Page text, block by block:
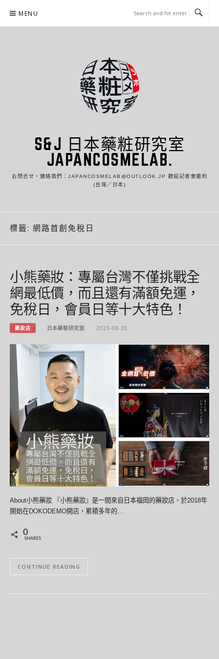
content
MENU
S&J 日本藥粧研究室
JAPANCOSMELAB.
お問合せ・連絡我們：JAPANCOSMELAB@OUTLOOK.JP 歡迎記者會邀約
(台灣／日本)
標籤: 網路首創免稅日
小熊藥妝：專屬台灣不僅挑戰全
網最低價，而且還有滿額免運，
免稅日，會員日等十大特色！
藥妝店 日本藥粧研究室 2023-08-20
About小熊藥妝 『小熊藥妝』是一間來自日本福岡的藥妝店，於2018年
開始在DOKODEMO開店，累積多年的…
0
SHARES
CONTINUE READING